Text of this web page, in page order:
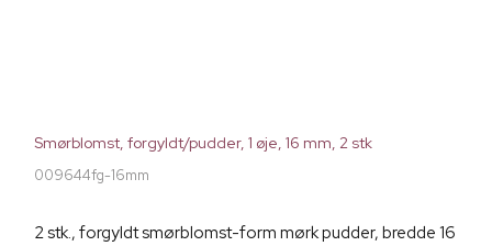
Smørblomst, forgyldt/pudder, 1 øje, 16 mm, 2 stk
009644fg-16mm
2 stk., forgyldt smørblomst-form mørk pudder, bredde 16